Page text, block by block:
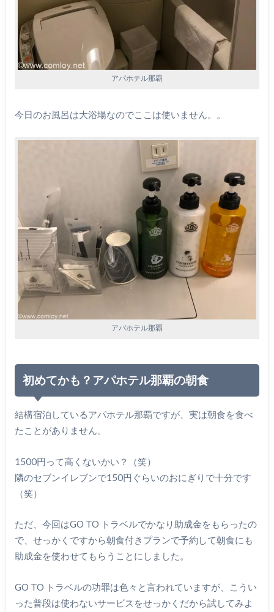
アパホテル那覇
今日のお風呂は大浴場なのでここは使いません。。
アパホテル那覇
初めてかも？アパホテル那覇の朝食
結構宿泊しているアパホテル那覇ですが、実は朝食を食べ
たことがありません。
1500円って高くないかい？（笑）
隣のセブンイレブンで150円ぐらいのおにぎりで十分です
（笑）
ただ、今回はGO TO トラベルでかなり助成金をもらったの
で、せっかくですから朝食付きプランで予約して朝食にも
助成金を使わせてもらうことにしました。
GO TO トラベルの功罪は色々と言われていますが、こうい
った普段は使わないサービスをせっかくだから試してみよ